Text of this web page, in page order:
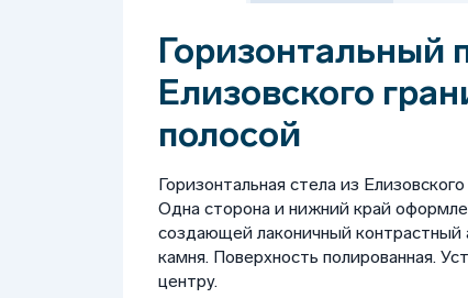
Горизонтальный
Елизовского
полосой
Горизонтальная стела из
Одна сторона и нижний край
создающей лаконичный контрастный
камня. Поверхность полированная.
центру.